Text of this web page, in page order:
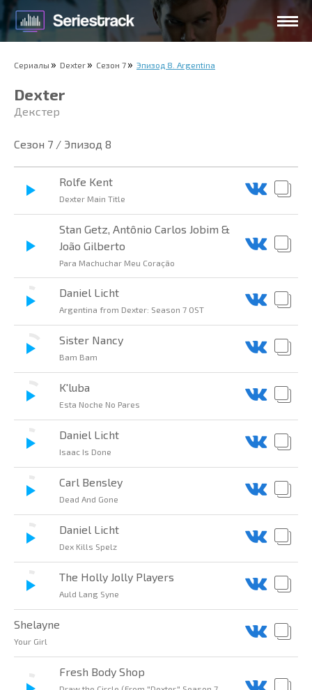
Сериалы Dexter Сезон 7 Эпизод 8. Argentina
Dexter
Декстер
Сезон 7 / Эпизод 8
Rolfe Kent
Dexter Main Title
Stan Getz, Antônio Carlos Jobim &
João Gilberto
Para Machuchar Meu Coração
Daniel Licht
Argentina from Dexter: Season 7 OST
Sister Nancy
Bam Bam
K'luba
Esta Noche No Pares
Daniel Licht
Isaac Is Done
Carl Bensley
Dead And Gone
Daniel Licht
Dex Kills Spelz
The Holly Jolly Players
Auld Lang Syne
Shelayne
Your Girl
Fresh Body Shop